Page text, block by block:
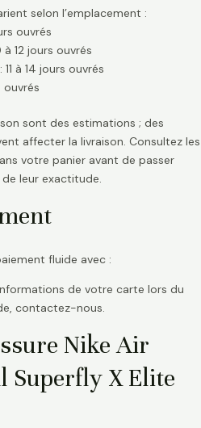
selon l’emplacement :
ouvrés
12 jours ouvrés
à 14 jours ouvrés
ouvrés
sont des estimations ; des
affecter la livraison. Consultez les
votre panier avant de passer
leur exactitude.
fluide avec :
de votre carte lors du
contactez-nous.
Nike Air
Superfly X Elite